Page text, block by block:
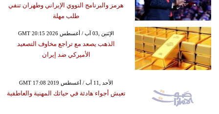
هرمز والبرنامج النووي الإيراني وطهران تنفي
طلب مهلة
GMT 20:15 2026 الإثنين ,03 آب / أغسطس
الذهب يصعد مع تراجع مخاوف التصعيد
الأميركي ضد إيران
GMT 17:08 2019 الأحد ,11 آب / أغسطس
تعيش أجواء هادئة في حياتك المهنية والعاطفية